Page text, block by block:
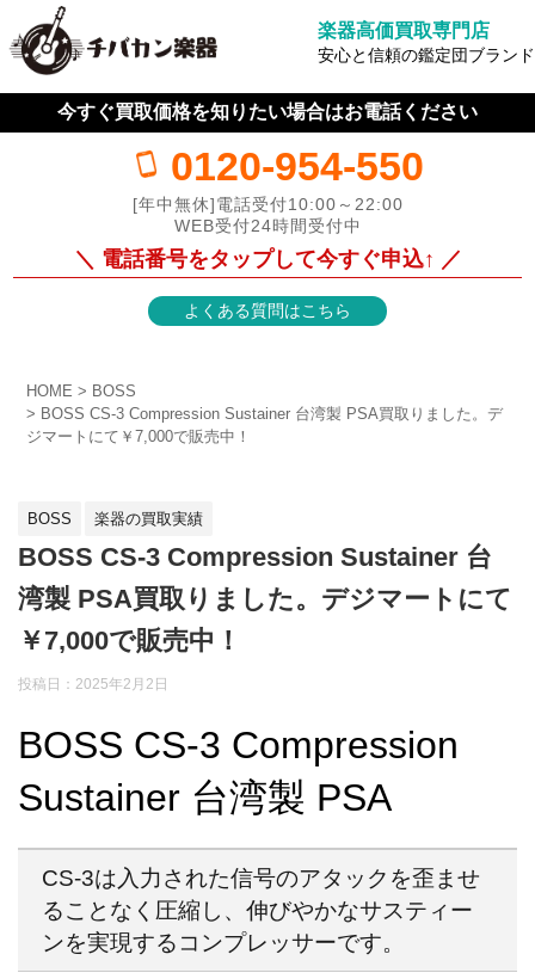
楽器高価買取専門店
安心と信頼の鑑定団ブランド
今すぐ買取価格を知りたい場合はお電話ください
0120-954-550
[年中無休]電話受付10:00～22:00
WEB受付24時間受付中
＼ 電話番号をタップして今すぐ申込↑ ／
よくある質問はこちら
HOME
BOSS
BOSS CS-3 Compression Sustainer 台湾製 PSA買取りました。デ
ジマートにて￥7,000で販売中！
BOSS 楽器の買取実績
BOSS CS-3 Compression Sustainer 台
湾製 PSA買取りました。デジマートにて
￥7,000で販売中！
投稿日：2025年2月2日
BOSS CS-3 Compression
Sustainer 台湾製 PSA
CS-3は入力された信号のアタックを歪ませ
ることなく圧縮し、伸びやかなサスティー
ンを実現するコンプレッサーです。